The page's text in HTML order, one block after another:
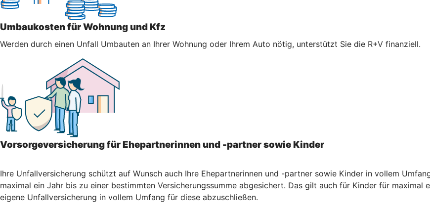
Umbaukosten für Wohnung und Kfz
Werden durch einen Unfall Umbauten an Ihrer Wohnung oder Ihrem Auto nötig, unterstützt Sie die R+V finanziell.
Vorsorgeversicherung für Ehepartnerinnen und -partner sowie Kinder
Ihre Unfallversicherung schützt auf Wunsch auch Ihre Ehepartnerinnen und -partner sowie Kinder in vollem
maximal ein Jahr bis zu einer bestimmten Versicherungssumme abgesichert. Das gilt auch für Kinder für maximal
eigene Unfallversicherung in vollem Umfang für diese abzuschließen.